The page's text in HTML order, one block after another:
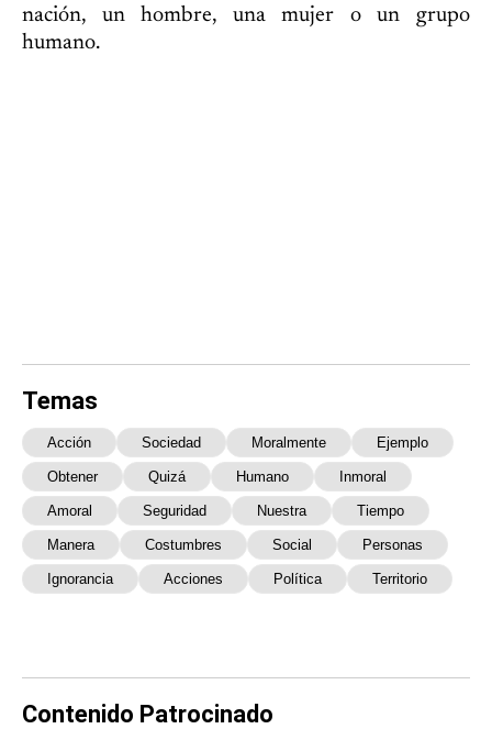
nación, un hombre, una mujer o un grupo
humano.
Temas
Acción Sociedad Moralmente Ejemplo
Obtener Quizá Humano Inmoral
Amoral Seguridad Nuestra Tiempo
Manera Costumbres Social Personas
Ignorancia Acciones Política Territorio
Contenido Patrocinado